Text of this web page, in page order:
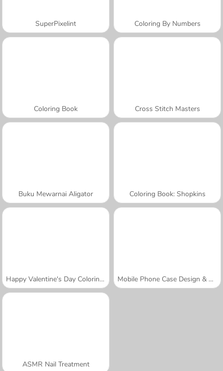
SuperPixelint Coloring By Numbers
Coloring Book Cross Stitch Masters
Buku Mewarnai Aligator Coloring Book: Shopkins
Happy Valentine's Day Coloring Book Mobile Phone Case Design & DIY
ASMR Nail Treatment